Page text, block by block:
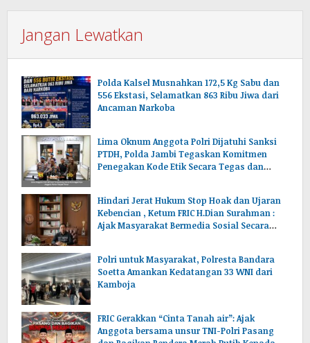
Jangan Lewatkan
Polda Kalsel Musnahkan 172,5 Kg Sabu dan
556 Ekstasi, Selamatkan 863 Ribu Jiwa dari
Ancaman Narkoba
Lima Oknum Anggota Polri Dijatuhi Sanksi
PTDH, Polda Jambi Tegaskan Komitmen
Penegakan Kode Etik Secara Tegas dan
Hindari Jerat Hukum Stop Hoak dan Ujaran
Kebencian , Ketum FRIC H.Dian Surahman :
Ajak Masyarakat Bermedia Sosial Secara
Polri untuk Masyarakat, Polresta Bandara
Soetta Amankan Kedatangan 33 WNI dari
Kamboja
FRIC Gerakkan “Cinta Tanah air”: Ajak
Anggota bersama unsur TNI-Polri Pasang